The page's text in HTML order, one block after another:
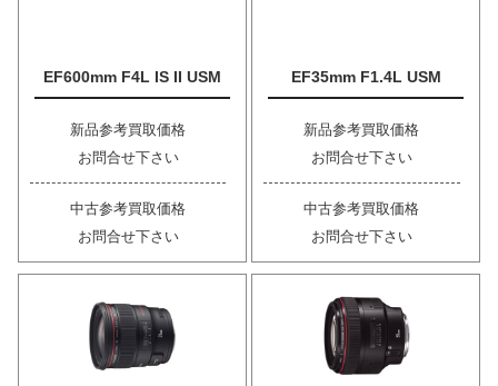
EF600mm F4L IS II USM
新品参考買取価格
お問合せ下さい
中古参考買取価格
お問合せ下さい
EF35mm F1.4L USM
新品参考買取価格
お問合せ下さい
中古参考買取価格
お問合せ下さい